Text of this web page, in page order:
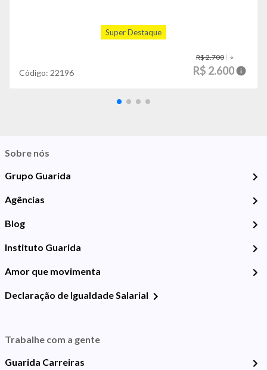
Super Destaque
Código: 22196
R$ 2.700
R$ 2.600
Sobre nós
Grupo Guarida
Agências
Blog
Instituto Guarida
Amor que movimenta
Declaração de Igualdade Salarial
Trabalhe com a gente
Guarida Carreiras